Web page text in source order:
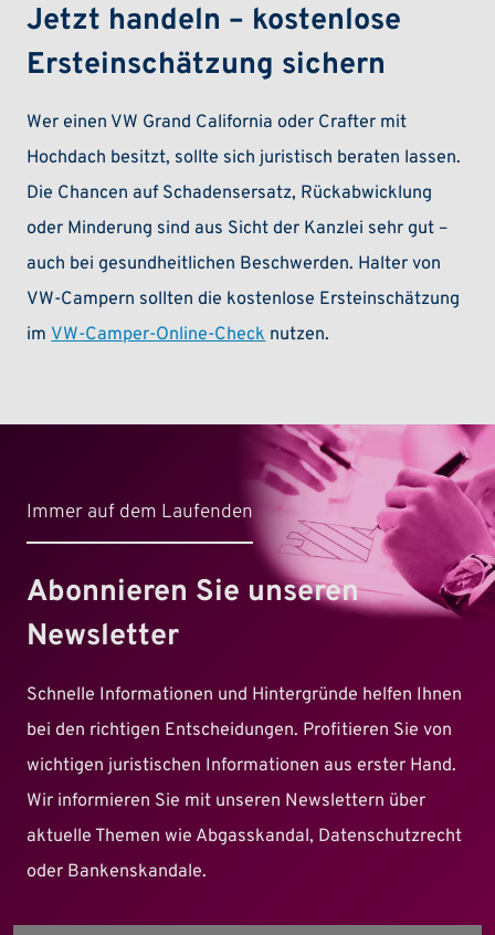
Jetzt handeln – kostenlose
Ersteinschätzung sichern
Wer einen VW Grand California oder Crafter mit
Hochdach besitzt, sollte sich juristisch beraten lassen.
Die Chancen auf Schadensersatz, Rückabwicklung
oder Minderung sind aus Sicht der Kanzlei sehr gut –
auch bei gesundheitlichen Beschwerden. Halter von
VW-Campern sollten die kostenlose Ersteinschätzung
imVW-Camper-Online-Checknutzen.
Immer auf dem Laufenden
Abonnieren Sie unseren
Newsletter
Schnelle Informationen und Hintergründe helfen Ihnen
bei den richtigen Entscheidungen. Profitieren Sie von
wichtigen juristischen Informationen aus erster Hand.
Wir informieren Sie mit unseren Newslettern über
aktuelle Themen wie Abgasskandal, Datenschutzrecht
oder Bankenskandale.